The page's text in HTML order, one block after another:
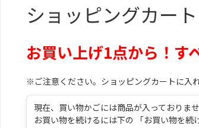
ショッピングカート
お買い上げ1点から！す
※ご注意ください。ショッピングカートに入
現在、買い物かごには商品が入っておりませ
お買い物を続けるには下の 「お買い物を続